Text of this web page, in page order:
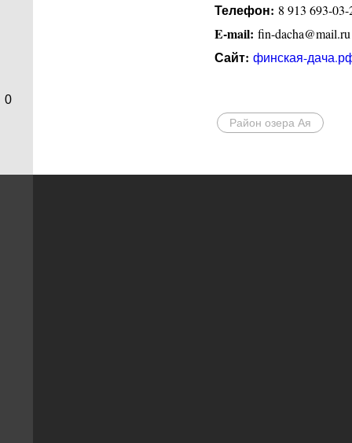
Телефон: 8 913 693-
E-mail: fin-dacha@mail.ru
Сайт: финская-
0
Район озера Ая